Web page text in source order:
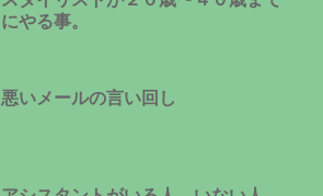
にやる事。
悪いメールの言い回し